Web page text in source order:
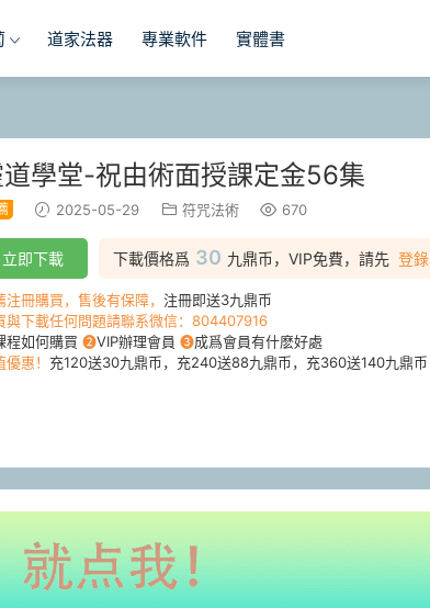
道家法器 專業軟件 實體書
學堂-祝由術面授課定金56集
2025-05-29 符咒法術 670
下載價格爲 30 九鼎币，VIP免費，請先 登錄
立即下載
注冊購買，售後有保障， 注冊即送3九鼎币
與下載任何問題請聯系微信：804407916
程如何購買 ❷VIP辦理會員 ❸成爲會員有什麽好處
優惠！ 充120送30九鼎币，充240送88九鼎币，充360送140九鼎币